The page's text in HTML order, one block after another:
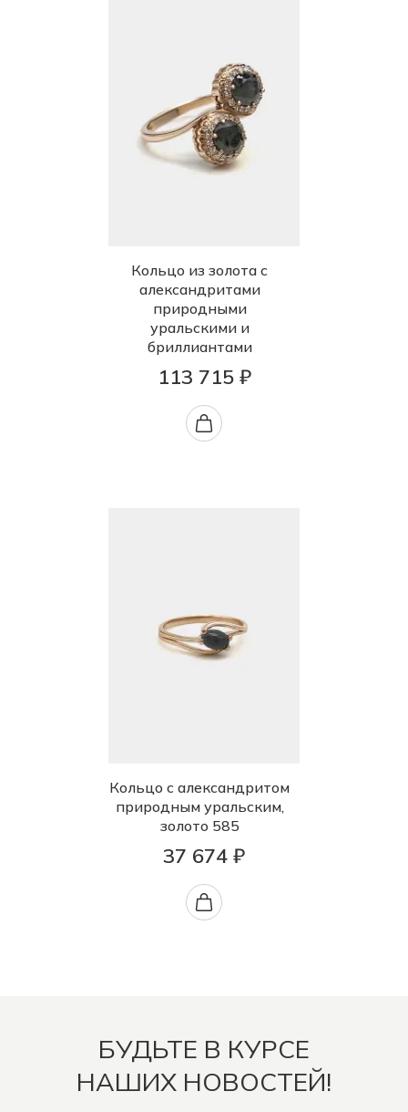
Кольцо из золота с
александритами
природными
уральскими и
бриллиантами
113 715 ₽
Кольцо с александритом
природным уральским,
золото 585
37 674 ₽
БУДЬТЕ В КУРСЕ
НАШИХ НОВОСТЕЙ!